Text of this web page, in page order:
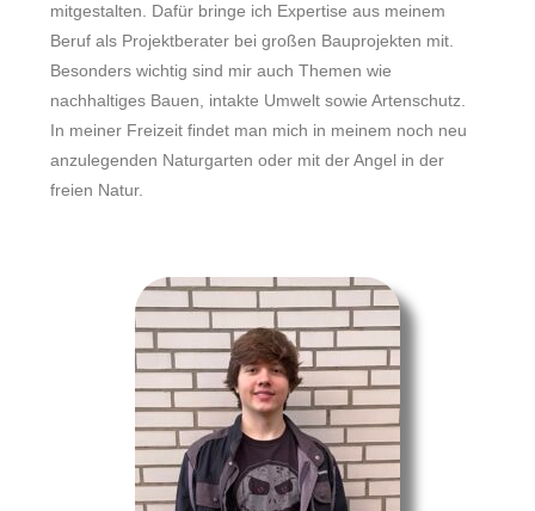
mitgestalten. Dafür bringe ich Expertise aus meinem
Beruf als Projektberater bei großen Bauprojekten mit.
Besonders wichtig sind mir auch Themen wie
nachhaltiges Bauen, intakte Umwelt sowie Artenschutz.
In meiner Freizeit findet man mich in meinem noch neu
anzulegenden Naturgarten oder mit der Angel in der
freien Natur.